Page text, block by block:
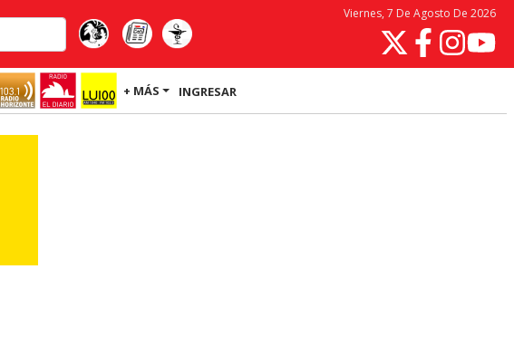
Viernes, 7 De Agosto De 2026
+ MÁS INGRESAR